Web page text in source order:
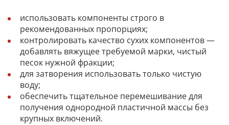
использовать компоненты строго в
рекомендованных пропорциях;
контролировать качество сухих компонентов —
добавлять вяжущее требуемой марки, чистый
песок нужной фракции;
для затворения использовать только чистую
воду;
обеспечить тщательное перемешивание для
получения однородной пластичной массы без
крупных включений.